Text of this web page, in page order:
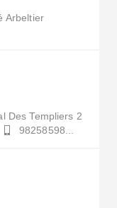
Arbeltier
Des Templiers 2
98258598...